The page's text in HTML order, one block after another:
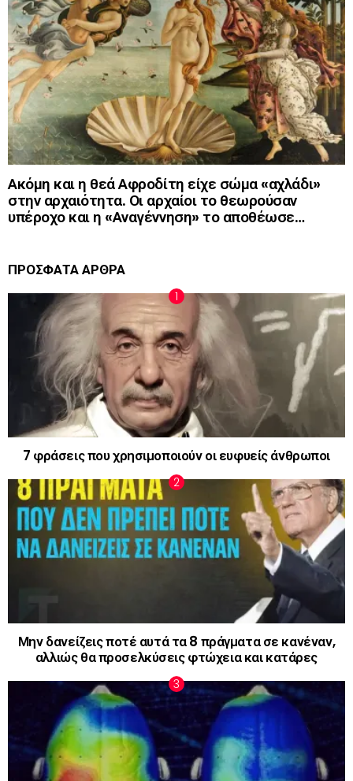
Ακόμη και η θεά Αφροδίτη είχε σώμα «αχλάδι»
στην αρχαιότητα. Οι αρχαίοι το θεωρούσαν
υπέροχο και η «Αναγέννηση» το αποθέωσε…
ΠΡΟΣΦΑΤΑ ΑΡΘΡΑ
7 φράσεις που χρησιμοποιούν οι ευφυείς άνθρωποι
Μην δανείζεις ποτέ αυτά τα 8 πράγματα σε κανέναν,
αλλιώς θα προσελκύσεις φτώχεια και κατάρες